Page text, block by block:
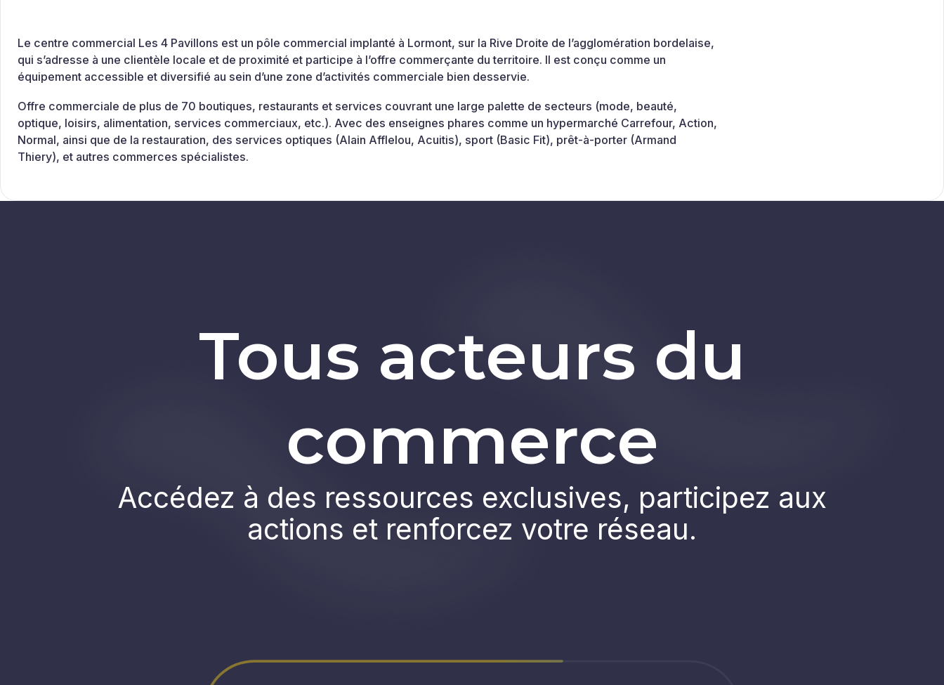
Le centre commercial Les 4 Pavillons est un pôle commercial implanté à Lormont, sur la Rive Droite de l’agglomération bordelaise,
qui s’adresse à une clientèle locale et de proximité et participe à l’offre commerçante du territoire. Il est conçu comme un
équipement accessible et diversifié au sein d’une zone d’activités commerciale bien desservie.
Offre commerciale de plus de 70 boutiques, restaurants et services couvrant une large palette de secteurs (mode, beauté,
optique, loisirs, alimentation, services commerciaux, etc.). Avec des enseignes phares comme un hypermarché Carrefour, Action,
Normal, ainsi que de la restauration, des services optiques (Alain Afflelou, Acuitis), sport (Basic Fit), prêt-à-porter (Armand
Thiery), et autres commerces spécialistes.
Tous acteurs du
commerce
Accédez à des ressources exclusives, participez aux
actions et renforcez votre réseau.